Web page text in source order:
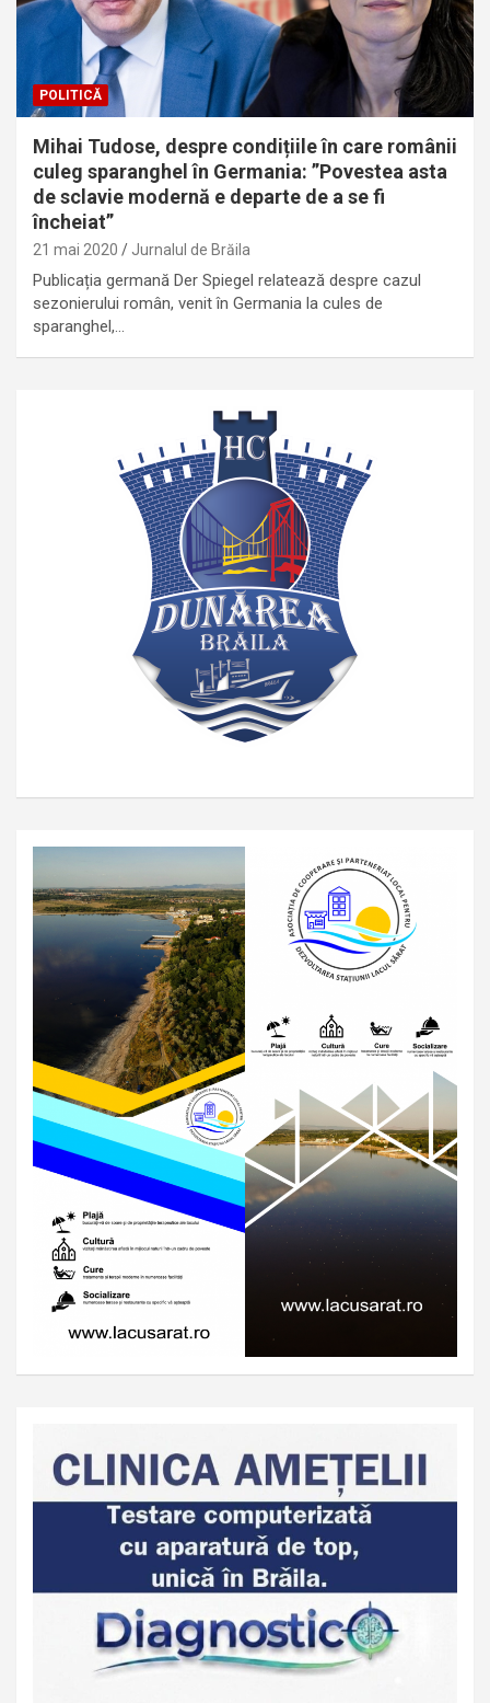
POLITICĂ
Mihai Tudose, despre condițiile în care românii
culeg sparanghel în Germania: ”Povestea asta
de sclavie modernă e departe de a se fi
încheiat”
21 mai 2020 Jurnalul de Brăila
Publicația germană Der Spiegel relatează despre cazul
sezonierului român, venit în Germania la cules de
sparanghel,…